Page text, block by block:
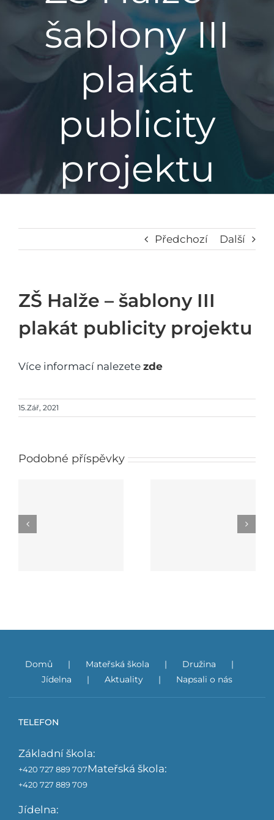
Základní škola
Mateřská škola
Družina
Školní poradenské pracoviště
Napsali o nás
šablony III
plakát
publicity
projektu
Předchozí Další
ZŠ Halže – šablony III
plakát publicity projektu
Více informací nalezete zde
15.Zář, 2021
Podobné příspěvky
Domů Mateřská škola
Družina
Jídelna
Aktuality Napsali o nás
TELEFON
Základní škola:
+420 727 889 707Mateřská škola:
+420 727 889 709
Jídelna: